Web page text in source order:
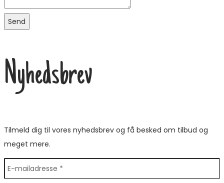
Send
Nyhedsbrev
Tilmeld dig til vores nyhedsbrev og få besked om tilbud og
meget mere.